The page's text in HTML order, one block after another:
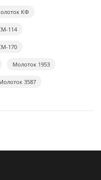
КФ
114
170
Молоток 1953
3587